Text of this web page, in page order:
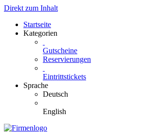
Direkt zum Inhalt
Startseite
Kategorien
Gutscheine
Reservierungen
Eintrittstickets
Sprache
Deutsch
English